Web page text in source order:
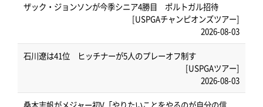
ザック・ジョンソンが今季シニア4勝目 ポルトガル招待
[USPGAチャンピオンズツアー]
2026-08-03
石川遼は41位 ヒッチナーが5人のプレーオフ制す
[USPGAツアー]
2026-08-03
桑木志帆がメジャー初V「やりたいことをやるのが自分の信